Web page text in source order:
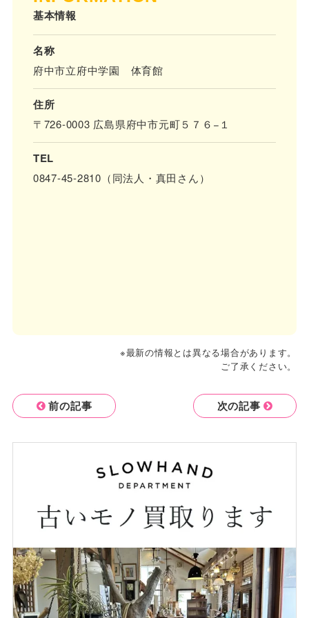
基本情報
名称
府中市立府中学園 体育館
住所
〒726-0003 広島県府中市元町５７６−１
TEL
0847-45-2810（同法人・真田さん）
※最新の情報とは異なる場合があります。
ご了承ください。
前の記事 次の記事